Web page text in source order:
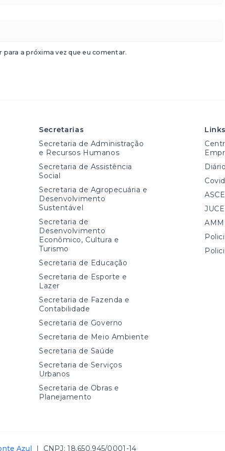
a próxima vez que eu comentar.
Secretarias
Secretaria de Administração
e Recursos Humanos
Secretaria de Assistência
Social
Secretaria de Agropecuária e
Desenvolvimento
Sustentável
Secretaria de
Desenvolvimento
Econômico, Cultura e
Turismo
Secretaria de Educação
Secretaria de Esporte e
Lazer
Secretaria de Fazenda e
Contabilidade
Secretaria de Governo
Secretaria de Meio Ambiente
Secretaria de Saúde
Secretaria de Serviços
Urbanos
Secretaria de Obras e
Planejamento
AMM
Azul | CNPJ: 18.650.945/0001-14